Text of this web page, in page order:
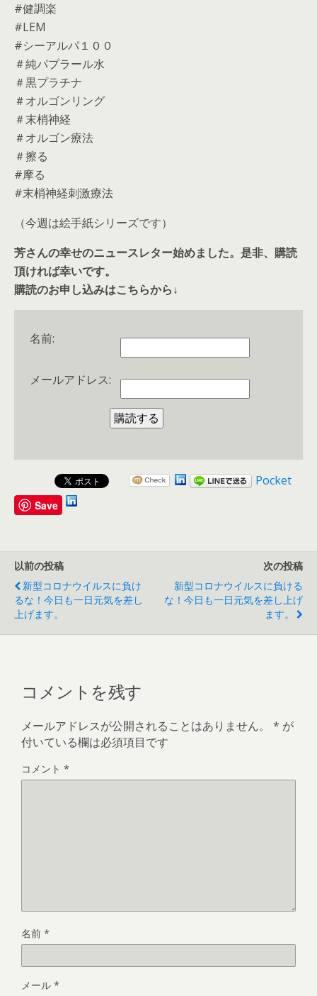
#健調楽
#LEM
#シーアルパ１００
＃純パプラール水
＃黒プラチナ
＃オルゴンリング
＃末梢神経
＃オルゴン療法
＃擦る
#摩る
#末梢神経刺激療法
（今週は絵手紙シリーズです）
芳さんの幸せのニュースレター始めました。是非、購読
頂ければ幸いです。
購読のお申し込みはこちらから↓
名前:
メールアドレス:
Pocket
Save
以前の投稿
新型コロナウイルスに負け
るな！今日も一日元気を差し
上げます。
次の投稿
新型コロナウイルスに負ける
な！今日も一日元気を差し上げ
ます。
コメントを残す
メールアドレスが公開されることはありません。 * が
付いている欄は必須項目です
コメント *
名前 *
メール *